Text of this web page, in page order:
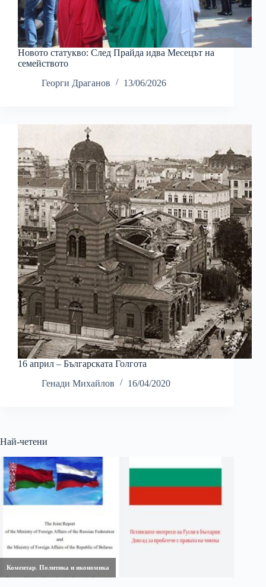
Новото статукво: След Прайда идва Месецът на
семейството
Георги Драганов
13/06/2026
16 април – Българската Голгота
Генади Михайлов
16/04/2020
Най-четени